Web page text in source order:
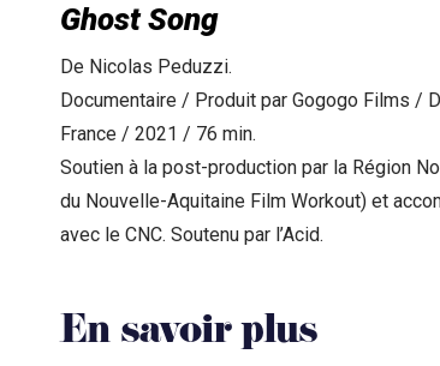
Ghost Song
De Nicolas Peduzzi.
Documentaire / Produit par Gogogo Films /
France / 2021 / 76 min.
Soutien à la post-production par la Région
du Nouvelle-Aquitaine Film Workout) et
avec le CNC. Soutenu par l’Acid.
En savoir plus